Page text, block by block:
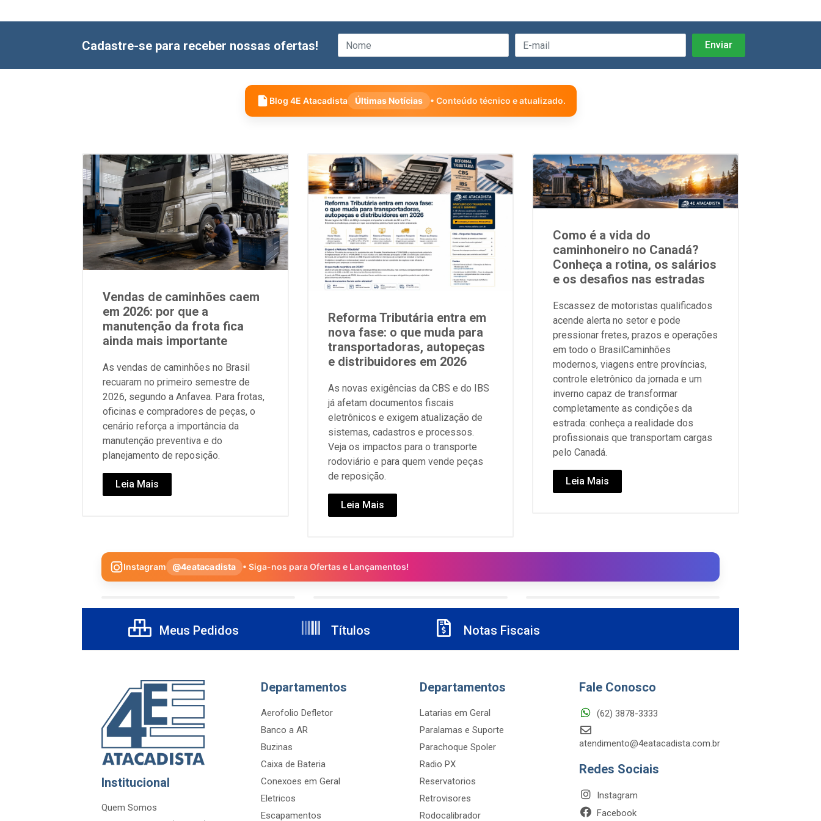
Cadastre-se para receber nossas ofertas!
Blog 4E Atacadista Últimas Notícias • Conteúdo técnico e atualizado.
Vendas de caminhões caem
em 2026: por que a
manutenção da frota fica
ainda mais importante
As vendas de caminhões no Brasil
recuaram no primeiro semestre de
2026, segundo a Anfavea. Para frotas,
oficinas e compradores de peças, o
cenário reforça a importância da
manutenção preventiva e do
planejamento de reposição.
Leia Mais
Reforma Tributária entra em
nova fase: o que muda para
transportadoras, autopeças
e distribuidores em 2026
As novas exigências da CBS e do IBS
já afetam documentos fiscais
eletrônicos e exigem atualização de
sistemas, cadastros e processos.
Veja os impactos para o transporte
rodoviário e para quem vende peças
de reposição.
Leia Mais
Como é a vida do
caminhoneiro no Canadá?
Conheça a rotina, os salários
e os desafios nas estradas
Escassez de motoristas qualificados
acende alerta no setor e pode
pressionar fretes, prazos e operações
em todo o BrasilCaminhões
modernos, viagens entre províncias,
controle eletrônico da jornada e um
inverno capaz de transformar
completamente as condições da
estrada: conheça a realidade dos
profissionais que transportam cargas
pelo Canadá.
Leia Mais
Instagram @4eatacadista • Siga-nos para Ofertas e Lançamentos!
Meus Pedidos Títulos Notas Fiscais
Institucional
Quem Somos
Departamentos
Aerofolio Defletor
Banco a AR
Buzinas
Caixa de Bateria
Conexoes em Geral
Eletricos
Escapamentos
Departamentos
Latarias em Geral
Paralamas e Suporte
Parachoque Spoler
Radio PX
Reservatorios
Retrovisores
Rodocalibrador
Fale Conosco
(62) 3878-3333
atendimento@4eatacadista.com.br
Redes Sociais
Instagram
Facebook